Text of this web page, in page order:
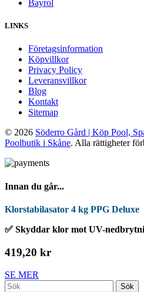
Bayrol
LINKS
Företagsinformation
Köpvillkor
Privacy Policy
Leveransvillkor
Blog
Kontakt
Sitemap
© 2026 Söderro Gård | Köp Pool,
Poolbutik i Skåne. Alla rättigheter
Innan du går...
Klorstabilasator 4 kg PPG Deluxe
✅ Skyddar klor mot UV-
419,20 kr
SE MER
Sök